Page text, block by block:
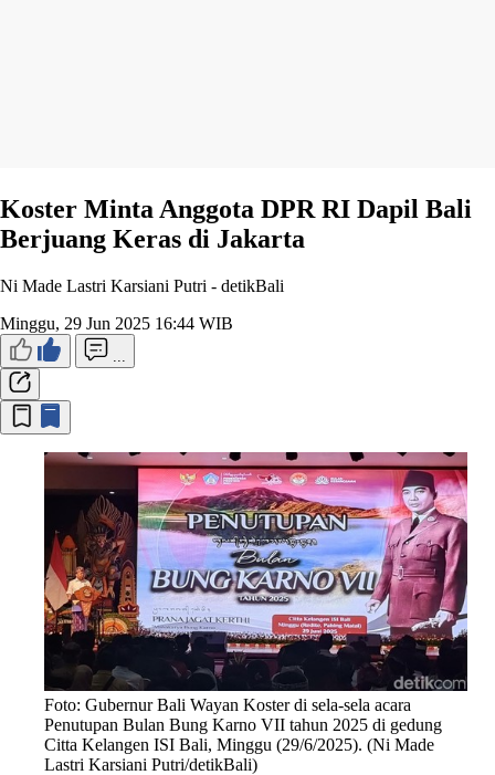
Koster Minta Anggota DPR RI Dapil Bali
Berjuang Keras di Jakarta
Ni Made Lastri Karsiani Putri - detikBali
Minggu, 29 Jun 2025 16:44 WIB
Foto: Gubernur Bali Wayan Koster di sela-sela acara
Penutupan Bulan Bung Karno VII tahun 2025 di gedung
Citta Kelangen ISI Bali, Minggu (29/6/2025). (Ni Made
Lastri Karsiani Putri/detikBali)